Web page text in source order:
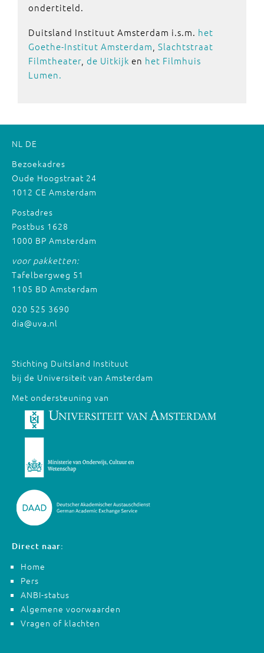
ondertiteld.
Duitsland Instituut Amsterdam i.s.m. het
Goethe-Institut Amsterdam Slachtstraat
Filmtheater de Uitkijk en het Filmhuis
Lumen.
NL DE
Bezoekadres
Oude Hoogstraat 24
1012 CE Amsterdam
Postadres
Postbus 1628
1000 BP Amsterdam
voor pakketten:
Tafelbergweg 51
1105 BD Amsterdam
020 525 3690
dia@uva.nl
Stichting Duitsland Instituut
bij de Universiteit van Amsterdam
Met ondersteuning van
Direct naar:
Home
Pers
ANBI-status
Algemene voorwaarden
Vragen of klachten